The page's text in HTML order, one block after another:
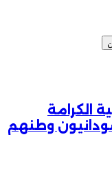
الكرامة
وطنهم